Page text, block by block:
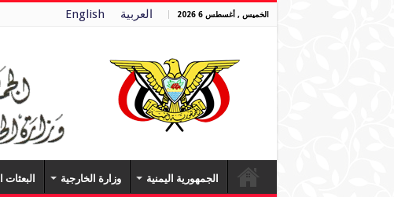
الخميس , أغسطس 6 2026 العربية English
الجمهورية اليمنية وزارة الخارجية البعثات